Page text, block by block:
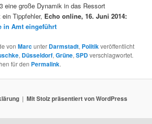
eine große Dynamik in das Ressort
Tippfehler, Echo online, 16. Juni 2014:
in Amt eingeführt
vonMarcunter Darmstadt, Politikveröffentlicht
, Düsseldorf,Grüne,SPDverschlagwortet.
für den Permalink.
Mit Stolz präsentiert von WordPress